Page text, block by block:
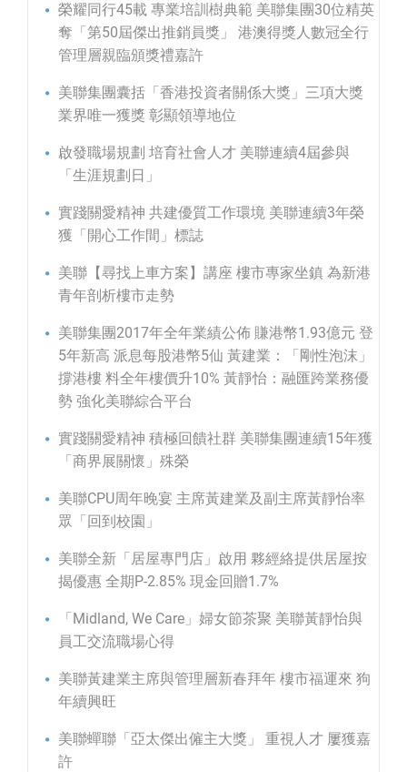
榮耀同行45載 專業培訓樹典範 美聯集團30位精英
奪「第50屆傑出推銷員獎」 港澳得獎人數冠全行
管理層親臨頒獎禮嘉許
美聯集團囊括「香港投資者關係大獎」三項大獎
業界唯一獲獎 彰顯領導地位
啟發職場規劃 培育社會人才 美聯連續4屆參與
「生涯規劃日」
實踐關愛精神 共建優質工作環境 美聯連續3年榮
獲「開心工作間」標誌
美聯【尋找上車方案】講座 樓市專家坐鎮 為新港
青年剖析樓市走勢
美聯集團2017年全年業績公佈 賺港幣1.93億元 登
5年新高 派息每股港幣5仙 黃建業：「剛性泡沫」
撐港樓 料全年樓價升10% 黃靜怡：融匯跨業務優
勢 強化美聯綜合平台
實踐關愛精神 積極回饋社群 美聯集團連續15年獲
「商界展關懷」殊榮
美聯CPU周年晚宴 主席黃建業及副主席黃靜怡率
眾「回到校園」
美聯全新「居屋專門店」啟用 夥經絡提供居屋按
揭優惠 全期P-2.85% 現金回贈1.7%
「Midland, We Care」婦女節茶聚 美聯黃靜怡與
員工交流職場心得
美聯黃建業主席與管理層新春拜年 樓市福運來 狗
年續興旺
美聯蟬聯「亞太傑出僱主大獎」 重視人才 屢獲嘉
許